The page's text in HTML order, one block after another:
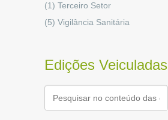
(1) Terceiro Setor
(5) Vigilância Sanitária
Edições Veiculadas